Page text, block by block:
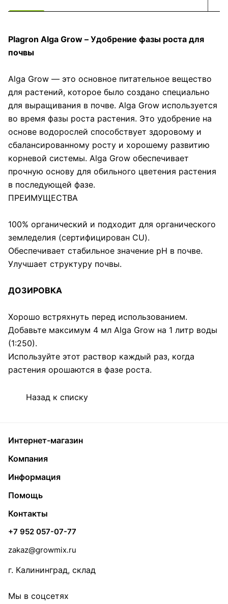
Plagron Alga Grow – Удобрение фазы роста для
почвы
Alga Grow — это основное питательное вещество
для растений, которое было создано специально
для выращивания в почве. Alga Grow используется
во время фазы роста растения. Это удобрение на
основе водорослей способствует здоровому и
сбалансированному росту и хорошему развитию
корневой системы. Alga Grow обеспечивает
прочную основу для обильного цветения растения
в последующей фазе.
ПРЕИМУЩЕСТВА
100% органический и подходит для органического
земледелия (сертифицирован CU).
Обеспечивает стабильное значение рН в почве.
Улучшает структуру почвы.
ДОЗИРОВКА
Хорошо встряхнуть перед использованием.
Добавьте максимум 4 мл Alga Grow на 1 литр воды
(1:250).
Используйте этот раствор каждый раз, когда
растения орошаются в фазе роста.
Назад к списку
Интернет-магазин
Компания
Информация
Помощь
Контакты
+7 952 057-07-77
zakaz@growmix.ru
г. Калининград, склад
Мы в соцсетях